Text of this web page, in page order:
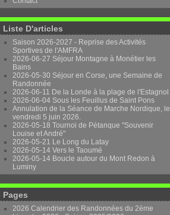
Liste D'articles
Saison 2026-2027 - Reprise des Activités
Sportives de l'AMFRA
2026-06-27 Séjour Montagne à Monétier les
Bains
2026-05-30 Séjour en Corse, une Semaine de
Randonnée
2026-06-11 De la Londe à la plage de l'Estagnol
2026-06-04 Sous les Feuillus de Saint Pons
Annulation de la Séance de Marche Nordique, le
vendredi 5 juin 2026.
2026-05-18 Tournoi de Pétanque "Souvenir
Louise et André"
2026-05-21 Le Long du Latay
2026-05-14 Vers le Taoumé
2026-05-14 Boucle autour du Mont Redon à
Luminy
Pages
2026 Calendrier des Randonnées du 2ème